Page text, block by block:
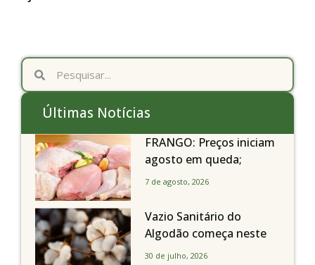
Últimas Notícias
FRANGO: Preços iniciam
agosto em queda;
exportações avançam
7 de agosto, 2026
Vazio Sanitário do
Algodão começa neste
sábado, dia 1º de agosto,
30 de julho, 2026